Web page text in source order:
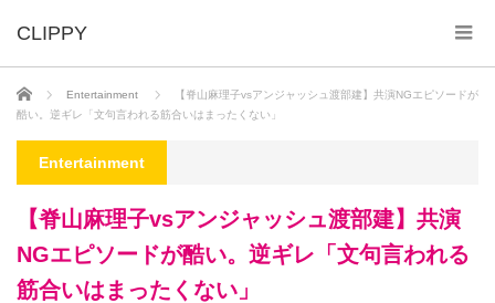
ホーム Entertainment
【脊山麻理子vsアンジャッシュ渡部建】共演NGエピソードが
酷い。逆ギレ「文句言われる筋合いはまったくない」
Entertainment
【脊山麻理子vsアンジャッシュ渡部建】共演
NGエピソードが酷い。逆ギレ「文句言われる
筋合いはまったくない」